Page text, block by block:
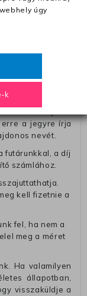
hogy vegye át
futárral is
melyne
amelyre
erre a jegyre írja
nevét.
futárunkkal, a díj
számlához.
kell fizetnie a
fel, ha nem a
meg a méret
Ha valamilyen
állapotban,
visszaküldje a
úgy
k